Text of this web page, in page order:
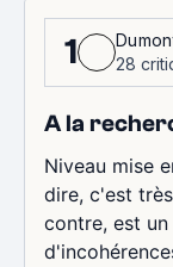
1
28
A la
Niveau mise
dire, c'est
contre, est